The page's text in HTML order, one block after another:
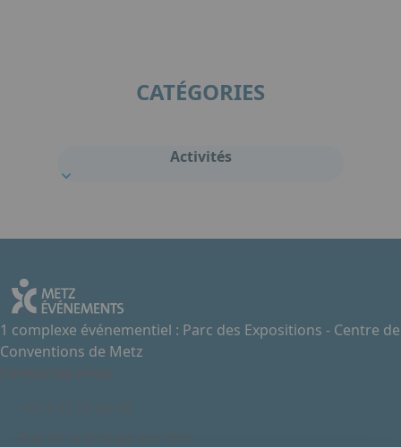
CATÉGORIES
Activités
1 complexe événementiel : Parc des Expositions - Centre de
Conventions de Metz